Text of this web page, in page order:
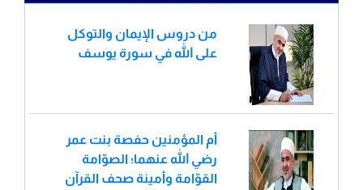
من دروس الإيمان والتوكل
على الله في سورة يوسف
أم المؤمنين حفصة بنت عمر
رضي الله عنهما؛ الصوّامة
القوّامة وأمينة صحف القرآن